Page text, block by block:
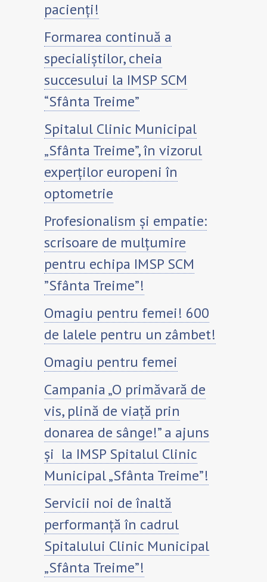
pacienți!
Formarea continuă a
specialiștilor, cheia
succesului la IMSP SCM
“Sfânta Treime”
Spitalul Clinic Municipal
„Sfânta Treime”, în vizorul
experților europeni în
optometrie
Profesionalism și empatie:
scrisoare de mulțumire
pentru echipa IMSP SCM
”Sfânta Treime”!
Omagiu pentru femei! 600
de lalele pentru un zâmbet!
Omagiu pentru femei
Campania „O primăvară de
vis, plină de viață prin
donarea de sânge!” a ajuns
și la IMSP Spitalul Clinic
Municipal „Sfânta Treime”!
Servicii noi de înaltă
performanță în cadrul
Spitalului Clinic Municipal
„Sfânta Treime”!